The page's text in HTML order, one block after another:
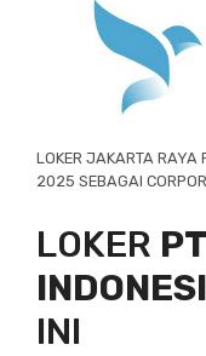
LOKER JAKARTA RAYA
2025 SEBAGAI
LOKER
INI